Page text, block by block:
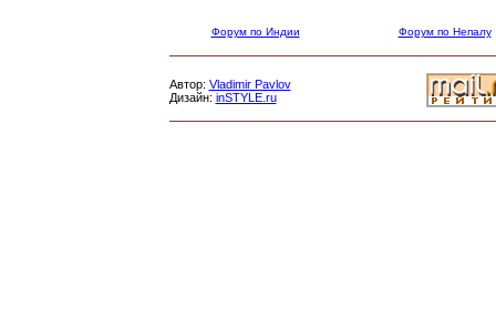
Форум по Индии Форум по Непалу
Автор: Vladimir Pavlov
Дизайн: inSTYLE.ru